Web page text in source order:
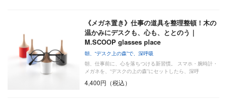
《メガネ置き》仕事の道具を整理整頓！木の
温かみにデスクも、心も、ととのう｜
M.SCOOP glasses place
朝、“デスク上の森”で、深呼吸
朝、仕事前に、心を落ちつける新習慣。 スマホ・腕時計・
メガネを、“デスクの上の森”にセットしたら、深呼
吸………
4,400円（税込）